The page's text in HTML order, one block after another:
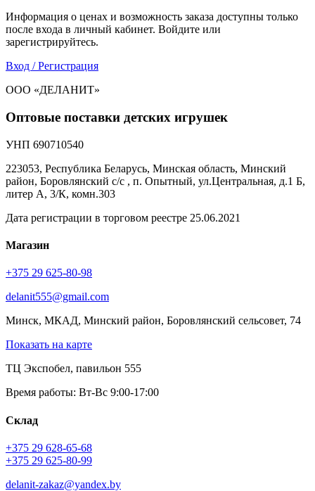
Информация о ценах и возможность заказа доступны только
после входа в личный кабинет. Войдите или
зарегистрируйтесь.
Вход / Регистрация
ООО «ДЕЛАНИТ»
Оптовые поставки детских игрушек
УНП 690710540
223053, Республика Беларусь, Минская область, Минский
район, Боровлянский с/с , п. Опытный, ул.Центральная, д.1 Б,
литер А, 3/К, комн.303
Дата регистрации в торговом реестре 25.06.2021
Магазин
+375 29 625-80-98
delanit555@gmail.com
Минск, МКАД, Минский район, Боровлянский сельсовет, 74
Показать на карте
ТЦ Экспобел, павильон 555
Время работы: Вт-Вс 9:00-17:00
Склад
+375 29 628-65-68
+375 29 625-80-99
delanit-zakaz@yandex.by